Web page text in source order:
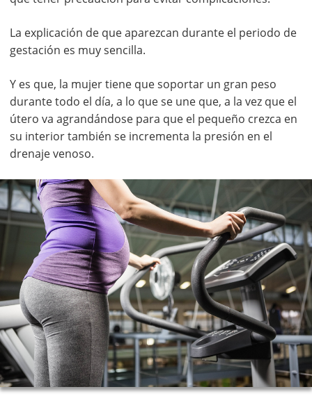
La explicación de que aparezcan durante el periodo de
gestación es muy sencilla.
Y es que, la mujer tiene que soportar un gran peso
durante todo el día, a lo que se une que, a la vez que el
útero va agrandándose para que el pequeño crezca en
su interior también se incrementa la presión en el
drenaje venoso.